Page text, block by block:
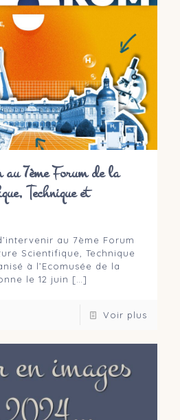
7ème Forum de la
Technique et
au 7ème Forum
Scientifique, Technique
à l’Ecomusée de la
le 12 juin […]
Voir plus